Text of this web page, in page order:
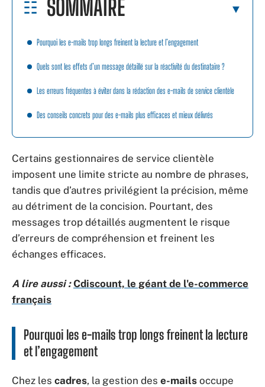
SOMMAIRE
Pourquoi les e-mails trop longs freinent la lecture et l’engagement
Quels sont les effets d’un message détaillé sur la réactivité du destinataire ?
Les erreurs fréquentes à éviter dans la rédaction des e-mails de service clientèle
Des conseils concrets pour des e-mails plus efficaces et mieux délivrés
Certains gestionnaires de service clientèle
imposent une limite stricte au nombre de phrases,
tandis que d’autres privilégient la précision, même
au détriment de la concision. Pourtant, des
messages trop détaillés augmentent le risque
d’erreurs de compréhension et freinent les
échanges efficaces.
A lire aussi : Cdiscount, le géant de l'e-commerce
français
Pourquoi les e-mails trop longs freinent la lecture
et l’engagement
Chez les cadres, la gestion des e-mails occupe